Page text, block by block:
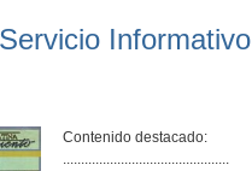
Informativo
Contenido destacado:
..............................................